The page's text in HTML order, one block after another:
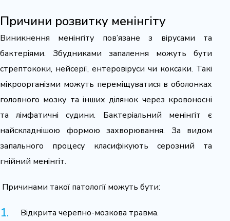
Причини розвитку менінгіту
Виникнення менінгіту пов’язане з вірусами та
бактеріями. Збудниками запалення можуть бути
стрептококи, нейсерії, ентеровіруси чи коксаки. Такі
мікроорганізми можуть переміщуватися в оболонках
головного мозку та інших ділянок через кровоносні
та лімфатичні судини. Бактеріальний менінгіт є
найскладнішою формою захворювання. За видом
запального процесу класифікують серозний та
гнійний менінгіт.
Причинами такої патології можуть бути:
Відкрита черепно-мозкова травма.